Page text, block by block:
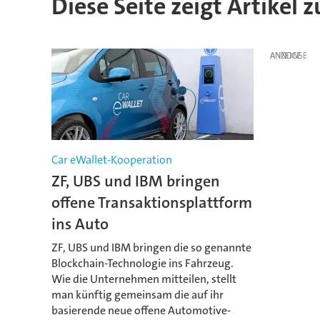
Diese Seite zeigt Artikel
Car eWallet-Kooperation
ZF, UBS und IBM bringen
offene Transaktionsplattform
ins Auto
ZF, UBS und IBM bringen die so genannte
Blockchain-Technologie ins Fahrzeug.
Wie die Unternehmen mitteilen, stellt
man künftig gemeinsam die auf ihr
basierende neue offene Automotive-
ANZEIGE